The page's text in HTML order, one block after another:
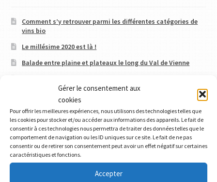
Gérer le consentement aux
cookies
Pour offrir les meilleures expériences, nous utilisons des technologies telles que
les cookies pour stocker et/ou accéder aux informations des appareils. Le fait de
consentir à ces technologies nous permettra de traiter des données telles que le
comportement de navigation ou les ID uniques sur ce site. Le fait de ne pas
consentir ou de retirer son consentement peut avoir un effet négatif sur certaines
caractéristiques et fonctions.
Accepter
Comment s’y retrouver parmi les différentes catégories de
vins bio
Le millésime 2020 est là !
Balade entre plaine et plateaux le long du Val de Vienne
For our english speakers friends..